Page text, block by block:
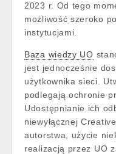
2023 r. Od tego
możliwość szeroko
instytucjami.
Baza wiedzy UO
jest jednocześnie
użytkownika sieci.
podlegają ochronie
Udostępnianie ich
niewyłącznej
autorstwa, użycie
realizacją przez UO